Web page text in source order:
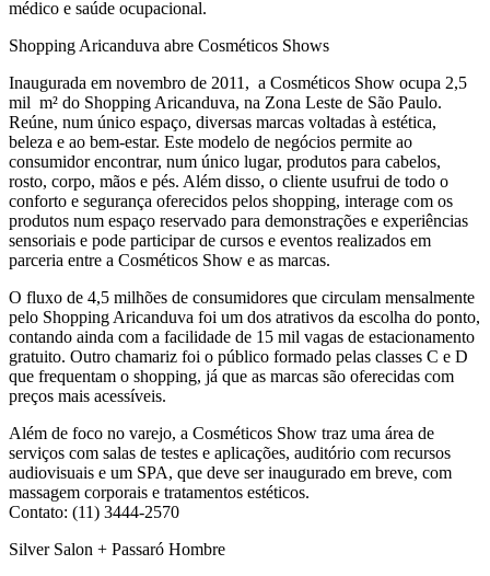
médico e saúde ocupacional.
Shopping Aricanduva abre Cosméticos Shows
Inaugurada em novembro de 2011, a Cosméticos Show ocupa 2,5
mil m² do Shopping Aricanduva, na Zona Leste de São Paulo.
Reúne, num único espaço, diversas marcas voltadas à estética,
beleza e ao bem-estar. Este modelo de negócios permite ao
consumidor encontrar, num único lugar, produtos para cabelos,
rosto, corpo, mãos e pés. Além disso, o cliente usufrui de todo o
conforto e segurança oferecidos pelos shopping, interage com os
produtos num espaço reservado para demonstrações e experiências
sensoriais e pode participar de cursos e eventos realizados em
parceria entre a Cosméticos Show e as marcas.
O fluxo de 4,5 milhões de consumidores que circulam mensalmente
pelo Shopping Aricanduva foi um dos atrativos da escolha do ponto,
contando ainda com a facilidade de 15 mil vagas de estacionamento
gratuito. Outro chamariz foi o público formado pelas classes C e D
que frequentam o shopping, já que as marcas são oferecidas com
preços mais acessíveis.
Além de foco no varejo, a Cosméticos Show traz uma área de
serviços com salas de testes e aplicações, auditório com recursos
audiovisuais e um SPA, que deve ser inaugurado em breve, com
massagem corporais e tratamentos estéticos.
Contato: (11) 3444-2570
Silver Salon + Passaró Hombre